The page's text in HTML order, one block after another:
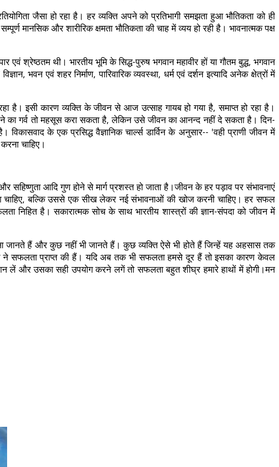
जैसा हो रहा है। हर व्यक्ति अपने को प्रतिभागी समझता हुआ भौतिकता को ही
मानसिक और शारीरिक क्षमता भौतिकता की चाह में व्यय हो रही है। भावनात्मक पक्ष
एवं श्रेष्ठतम थी। भारतीय भूमि के सिद्ध-पुरुष भगवान महावीर हों या गौतम बुद्ध, भगवान
भवन एवं शहर निर्माण, पारिवारिक व्यवस्था, धर्म एवं दर्शन इत्यादि अनेक क्षेत्रों में
इसी कारण व्यक्ति के जीवन से आज उत्साह गायब हो गया है, समाप्त हो रहा है।
का गर्व तो महसूस करा सकता है, लेकिन उसे जीवन का आनन्द नहीं दे सकता है। दिन-
के एक प्रसिद्ध वैज्ञानिक चार्ल्स डार्विन के अनुसार-- 'वही प्राणी जीवन में
चाहिए।
सहिष्णुता आदि गुण होने से मार्ग प्रशस्त हो जाता है।जीवन के हर पड़ाव पर संभावनाएं
चाहिए, बल्कि उससे एक सीख लेकर नई संभावनाओं की खोज करनी चाहिए। हर सफल
है। सकारात्मक सोच के साथ भारतीय शास्त्रों की ज्ञान-संपदा को जीवन में
जानते हैं और कुछ नहीं भी जानते हैं। कुछ व्यक्ति ऐसे भी होते हैं जिन्हें यह अहसास तक
सफलता प्राप्त की हैं। यदि अब तक भी सफलता हमसे दूर हैं तो इसका कारण केवल
लें और उसका सही उपयोग करने लगें तो सफलता बहुत शीघ्र हमारे हाथों में होगी।मन